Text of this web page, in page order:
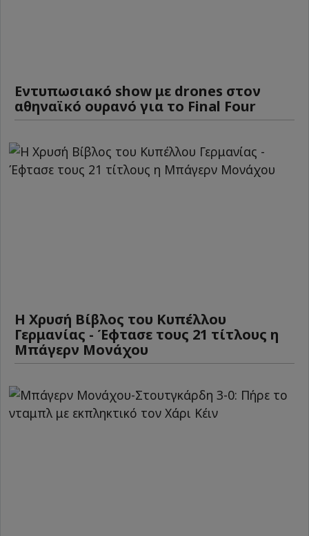
Εντυπωσιακό show με drones στον
αθηναϊκό ουρανό για το Final Four
Η Χρυσή Βίβλος του Κυπέλλου
Γερμανίας - Έφτασε τους 21 τίτλους η
Μπάγερν Μονάχου